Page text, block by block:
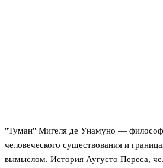
"Туман" Мигеля де Унамуно —
человеческого существования и
вымыслом. История Аугусто Переса,